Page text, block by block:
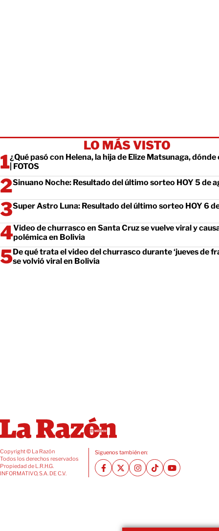
LO MÁS VISTO
¿Qué pasó con Helena, la hija de Elize Matsunaga, dónde
| FOTOS
Sinuano Noche: Resultado del último sorteo HOY 5 de
Super Astro Luna: Resultado del último sorteo HOY 6
Video de churrasco en Santa Cruz se vuelve viral y
polémica en Bolivia
De qué trata el video del churrasco durante ‘jueves de
se volvió viral en Bolivia
Copyright © La Razón
Todos los derechos reservados
Propiedad de L.R.H.G.
INFORMATIVO, S.A. DE C.V.
Siguenos también en: